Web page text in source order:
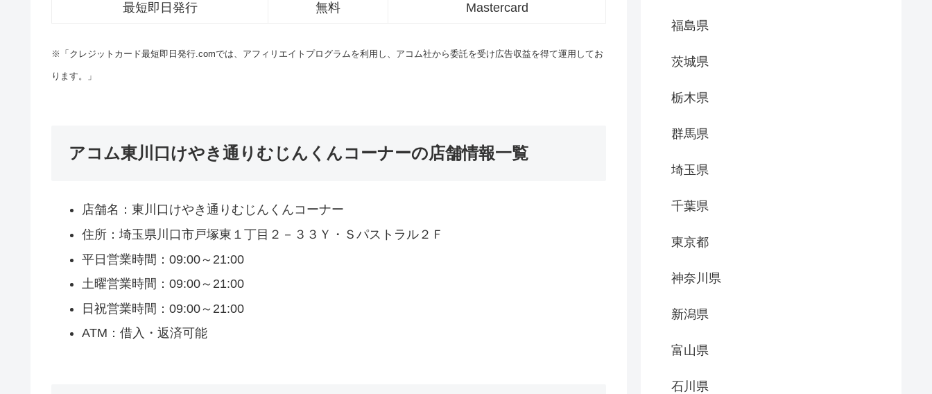
最短即日発行 無料 Mastercard
※「クレジットカード最短即日発行.comでは、アフィリエイトプログラムを利用し、アコム社から委託を受け広告収益を得て運用してお
ります。」
アコム東川口けやき通りむじんくんコーナーの店舗情報一覧
店舗名：東川口けやき通りむじんくんコーナー
住所：埼玉県川口市戸塚東１丁目２－３３Ｙ・Ｓパストラル２Ｆ
平日営業時間：09:00～21:00
土曜営業時間：09:00～21:00
日祝営業時間：09:00～21:00
ATM：借入・返済可能
福島県
茨城県
栃木県
群馬県
埼玉県
千葉県
東京都
神奈川県
新潟県
富山県
石川県